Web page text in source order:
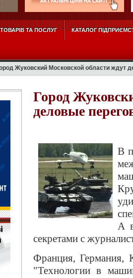
ТА ПОСЛУГ КАТАЛОГ
Жуковский Московской области ждут
Город
деловые
В
А
секретами с
Франция, Германия,
"Технологии в